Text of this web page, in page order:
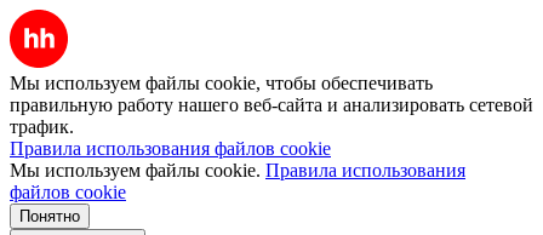
Мы используем файлы cookie, чтобы обеспечивать
правильную работу нашего веб-сайта и анализировать сетевой
трафик.
Правила использования файлов cookie
Мы используем файлы cookie. Правила использования
файлов cookie
Понятно